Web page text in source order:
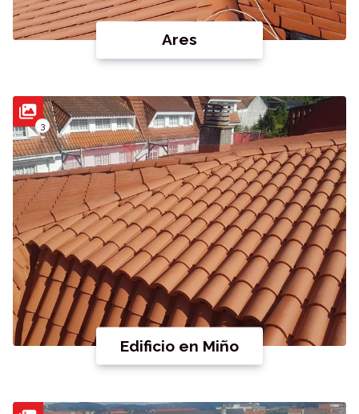
Ares
Edificio en Miño
3